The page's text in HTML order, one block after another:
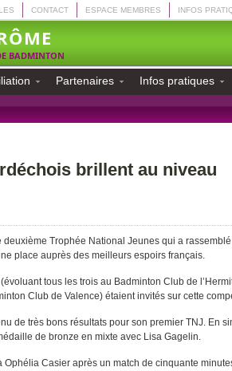
CONTACT ESPACE MEMBRES INFOS
BADMINTON
Partenaires Infos pratiques
brillent au niveau
Trophée National Jeunes qui a
place auprès des meilleurs espoirs français.
tous les trois au Badminton Club de
Club de Valence) étaient invités sur cette
de très bons résultats pour son premier TNJ. En
de bronze en mixte avec Lisa Gagelin.
Ophélia Casier après un match de cinquante